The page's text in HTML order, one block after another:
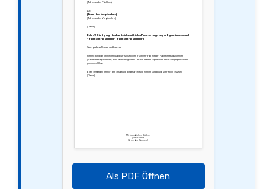
[Adresse des Pächters]
An:
[Name des Verpächters]
[Adresse des Verpächters]
[Datum]
Betreff: Kündigung des Landwirtschaftlichen Pachtvertrags wegen Eigentümerwechsel
– Pachtvertragsnummer: [Pachtvertragsnummer]
Sehr geehrte Damen und Herren,
hiermit kündige ich meinen Landwirtschaftlichen Pachtvertrag mit der Pachtvertragsnummer
[Pachtvertragsnummer] zum nächstmöglichen Termin, da der Eigentümer des Pachtgegenstandes
gewechselt hat.
Bitte bestätigen Sie mir den Erhalt und die Bearbeitung meiner Kündigung schriftlich bis zum
[Datum].
Mit freundlichen Grüßen,
[Unterschrift]
[Name des Pächters]
Als PDF Öffnen